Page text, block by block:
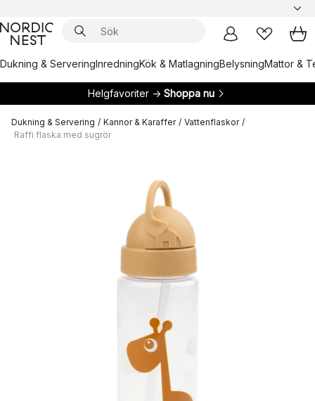
Dukning & ServeringInredningKök & MatlagningBelysningMattor &
Helgfavoriter → Shoppa nu
Dukning & Servering / Kannor & Karaffer / Vattenflaskor /
Raffi flaska med sugrör